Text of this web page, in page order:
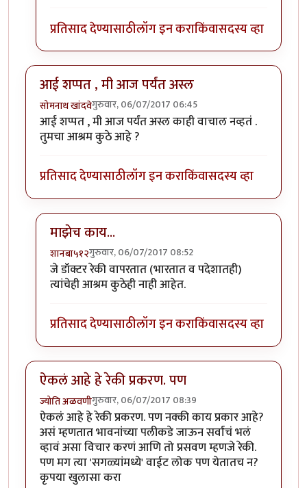
प्रतिसाद देण्यासाठीलॉग इन कराकिंवासदस्य व्हा
आई शप्पत , मी आज पर्यंत अस्ल
सोमनाथ खांदवेगुरुवार, 06/07/2017 06:45
आई शप्पत , मी आज पर्यंत अस्ल काही वाचाल नव्हतं .
तुमचा आश्रम कुठे आहे ?
प्रतिसाद देण्यासाठीलॉग इन कराकिंवासदस्य व्हा
माझेच काय...
शानबा५१२गुरुवार, 06/07/2017 08:52
In reply toआई शप्पत , मी आज पर्यंत अस्लby
जे डॉक्टर रेकी वापरतात (भारतात व पदेशातही)
त्यांचेही आश्रम कुठेही नाही आहेत.
प्रतिसाद देण्यासाठीलॉग इन कराकिंवासदस्य व्हा
ऐकलं आहे हे रेकी प्रकरण. पण
ज्योति अळवणीगुरुवार, 06/07/2017 08:39
ऐकलं आहे हे रेकी प्रकरण. पण नक्की काय प्रकार आहे?
असं म्हणतात भावनांच्या पलीकडे जाऊन सर्वांचं भलं
व्हावं असा विचार करणं आणि तो प्रसवण म्हणजे रेकी.
पण मग त्या 'सगळ्यांमध्ये' वाईट लोक पण येतातच न?
कृपया खुलासा करा